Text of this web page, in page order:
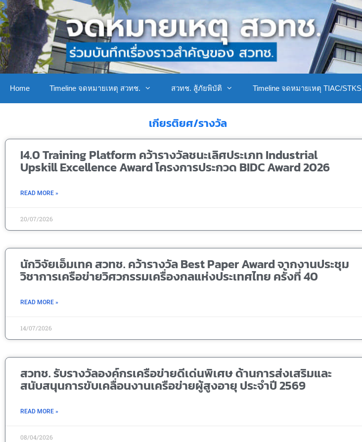
Home Timeline จดหมายเหตุ สวทช. สวทช. สู้ภัยพิบัติ Timeline จดหมายเหตุ TIAC/STKS
เกียรติยศ/รางวัล
I4.0 Training Platform คว้ารางวัลชนะเลิศประเภท Industrial
Upskill Excellence Award โครงการประกวด BIDC Award 2026
READ MORE »
20/07/2026
นักวิจัยเอ็มเทค สวทช. คว้ารางวัล Best Paper Award จากงานประชุม
วิชาการเครือข่ายวิศวกรรมเครื่องกลแห่งประเทศไทย ครั้งที่ 40
READ MORE »
14/07/2026
สวทช. รับรางวัลองค์กรเครือข่ายดีเด่นพิเศษ ด้านการส่งเสริมและ
สนับสนุนการขับเคลื่อนงานเครือข่ายผู้สูงอายุ ประจำปี 2569
READ MORE »
08/04/2026